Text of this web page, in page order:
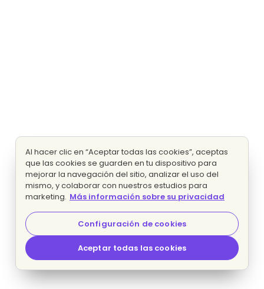
Al hacer clic en “Aceptar todas las cookies”, aceptas
que las cookies se guarden en tu dispositivo para
mejorar la navegación del sitio, analizar el uso del
mismo, y colaborar con nuestros estudios para
marketing. Más información sobre su privacidad
Configuración de cookies
Aceptar todas las cookies